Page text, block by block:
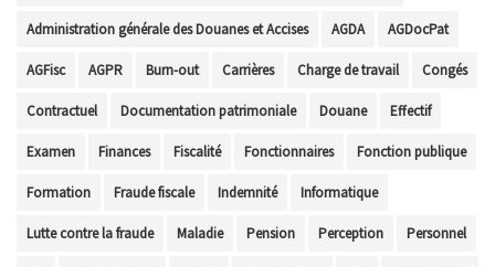
Administration générale des Douanes et Accises AGDA AGDocPat
AGFisc AGPR Burn-out Carrières Charge de travail Congés
Contractuel Documentation patrimoniale Douane Effectif
Examen Finances Fiscalité Fonctionnaires Fonction publique
Formation Fraude fiscale Indemnité Informatique
Lutte contre la fraude Maladie Pension Perception Personnel